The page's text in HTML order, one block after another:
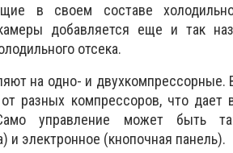
в своем составе
добавляется еще и так
отсека.
на одно- и двухкомпрессорные.
разных компрессоров, что дает
управление может быть
и электронное (кнопочная панель).